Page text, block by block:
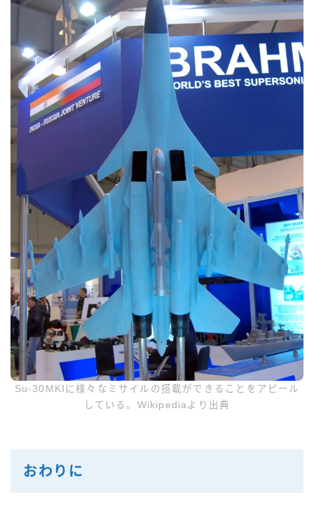
Su-30MKIに様々なミサイルの搭載ができることをアピール
している。Wikipediaより出典
おわりに